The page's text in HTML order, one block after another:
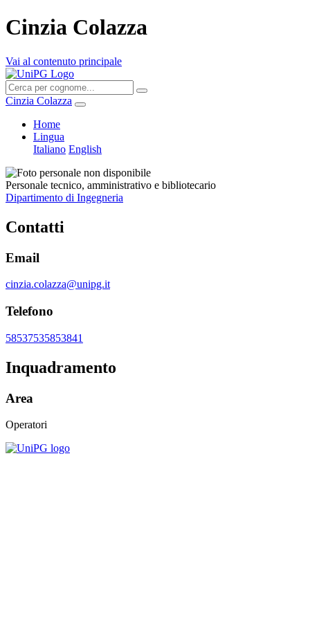
Cinzia Colazza
Vai al contenuto principale
Cinzia Colazza
Home
Lingua
Italiano English
Personale tecnico, amministrativo e bibliotecario
Dipartimento di Ingegneria
Contatti
Email
cinzia.colazza@unipg.it
Telefono
58537535853841
Inquadramento
Area
Operatori